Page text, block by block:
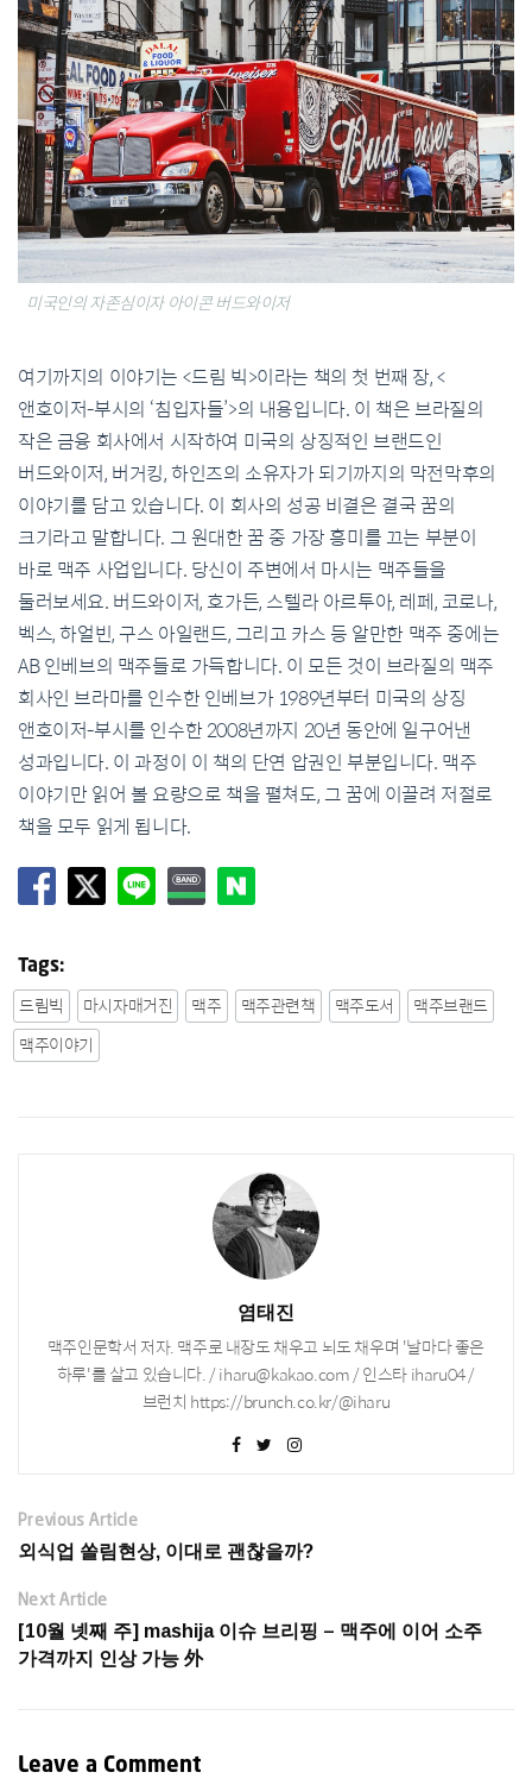
미국인의 자존심이자 아이콘 버드와이저
여기까지의 이야기는 <드림 빅>이라는 책의 첫 번째 장, <
앤호이저-부시의 ‘침입자들’>의 내용입니다. 이 책은 브라질의
작은 금융 회사에서 시작하여 미국의 상징적인 브랜드인
버드와이저, 버거킹, 하인즈의 소유자가 되기까지의 막전막후의
이야기를 담고 있습니다. 이 회사의 성공 비결은 결국 꿈의
크기라고 말합니다. 그 원대한 꿈 중 가장 흥미를 끄는 부분이
바로 맥주 사업입니다. 당신이 주변에서 마시는 맥주들을
둘러보세요. 버드와이저, 호가든, 스텔라 아르투아, 레페, 코로나,
벡스, 하얼빈, 구스 아일랜드, 그리고 카스 등 알만한 맥주 중에는
AB 인베브의 맥주들로 가득합니다. 이 모든 것이 브라질의 맥주
회사인 브라마를 인수한 인베브가 1989년부터 미국의 상징
앤호이저-부시를 인수한 2008년까지 20년 동안에 일구어낸
성과입니다. 이 과정이 이 책의 단연 압권인 부분입니다. 맥주
이야기만 읽어 볼 요량으로 책을 펼쳐도, 그 꿈에 이끌려 저절로
책을 모두 읽게 됩니다.
Tags:
드림빅 마시자매거진 맥주 맥주관련책 맥주도서
맥주브랜드
맥주이야기
염태진
맥주인문학서 저자. 맥주로 내장도 채우고 뇌도 채우며 '날마다 좋은
하루'를 살고 있습니다. / iharu@kakao.com / 인스타 iharu04 /
브런치 https://brunch.co.kr/@iharu
Previous Article
외식업 쏠림현상, 이대로 괜찮을까?
Next Article
[10월 넷째 주] mashija 이슈 브리핑 – 맥주에 이어 소주
가격까지 인상 가능 外
Leave a Comment